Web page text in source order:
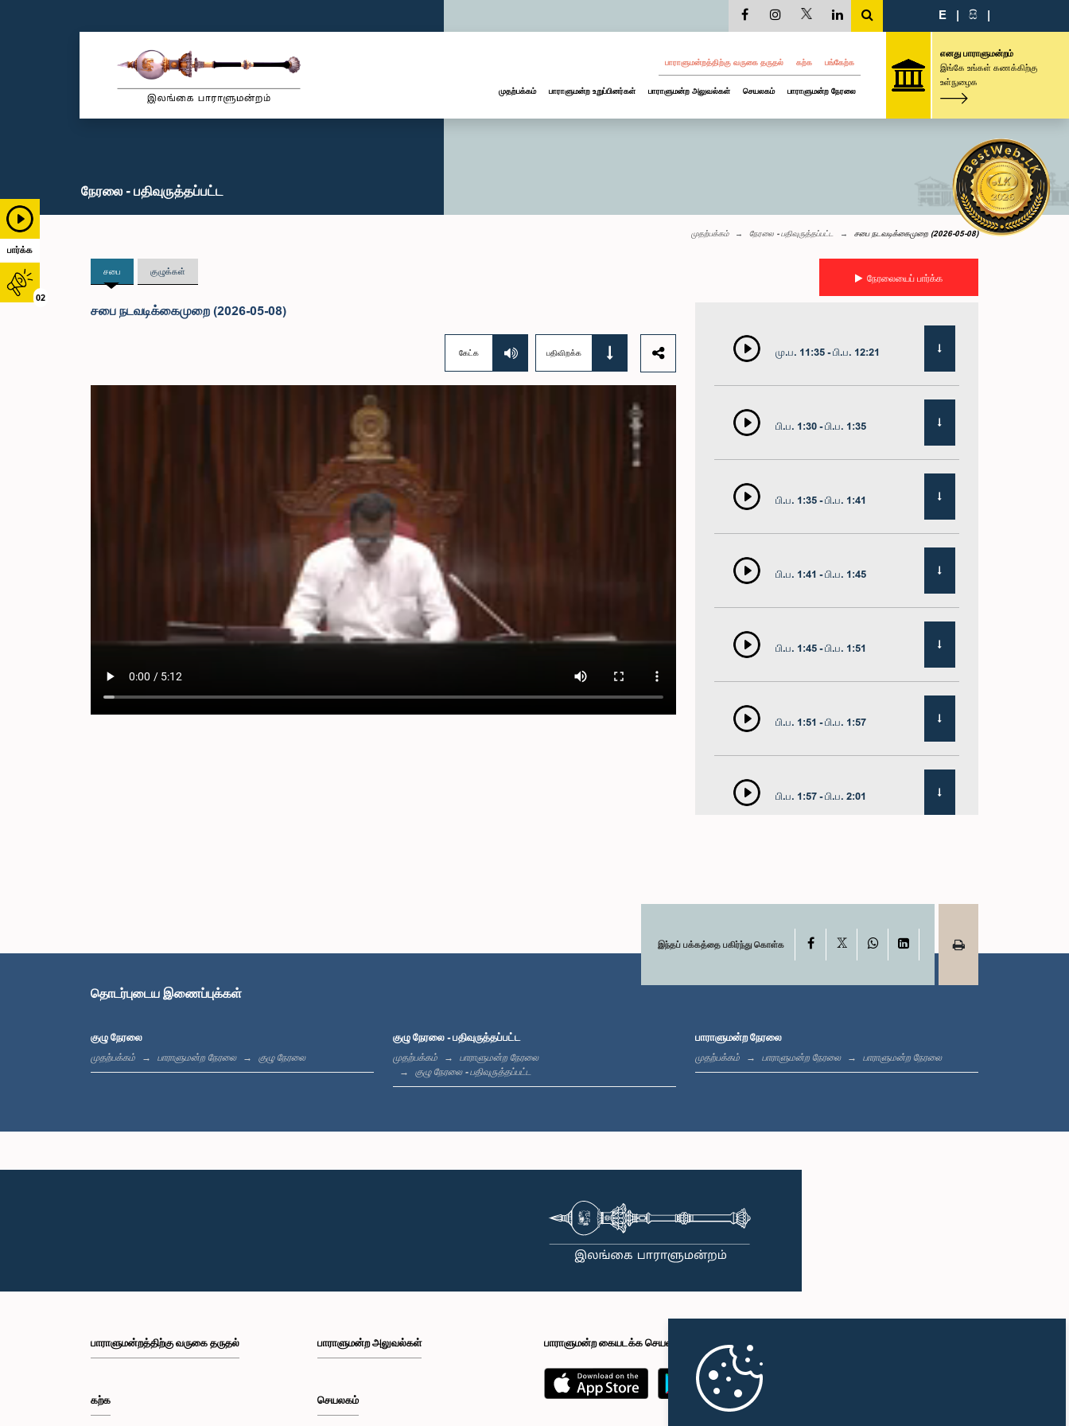
பார்க்க
02
E | සි |
பாராளுமன்றத்திற்கு வருகை தருதல் கற்க பங்கேற்க
முதற்பக்கம் பாராளுமன்ற உறுப்பினர்கள் பாராளுமன்ற அலுவல்கள் செயலகம் பாராளுமன்ற நேரலை
எனது பாராளுமன்றம்
இங்கே உங்கள் கணக்கிற்கு
உள்நுழைக
நேரலை - பதிவுருத்தப்பட்ட
முதற்பக்கம் நேரலை - பதிவுருத்தப்பட்ட சபை நடவடிக்கைமுறை (2026-05-08)
சபை குழுக்கள் நேரலையைப் பார்க்க
சபை நடவடிக்கைமுறை (2026-05-08)
கேட்க பதிவிறக்க மு.ப. 11:35 - பி.ப. 12:21
பி.ப. 1:30 - பி.ப. 1:35
பி.ப. 1:35 - பி.ப. 1:41
பி.ப. 1:41 - பி.ப. 1:45
பி.ப. 1:45 - பி.ப. 1:51
பி.ப. 1:51 - பி.ப. 1:57
பி.ப. 1:57 - பி.ப. 2:01
பி.ப. 2:13 - பி.ப. 2:21
இந்தப் பக்கத்தை பகிர்ந்து கொள்க Facebook WhatsAppLinkedIn
தொடர்புடைய இணைப்புக்கள்
குழு நேரலை
முதற்பக்கம் பாராளுமன்ற நேரலை குழு நேரலை
குழு நேரலை - பதிவுருத்தப்பட்ட
முதற்பக்கம்
பாராளுமன்ற நேரலை
குழு நேரலை - பதிவுருத்தப்பட்ட
பாராளுமன்ற நேரலை
முதற்பக்கம் பாராளுமன்ற நேரலை பாராளுமன்ற நேரலை
பாராளுமன்றத்திற்கு வருகை தருதல்
கற்க
பாராளுமன்ற அலுவல்கள்
செயலகம்
பாராளுமன்ற கையடக்க செயலி